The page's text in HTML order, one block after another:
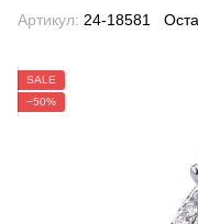
Артикул: 24-18581
SALE
−50%